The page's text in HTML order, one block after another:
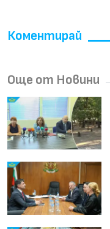
Коментирай
Още от Новини